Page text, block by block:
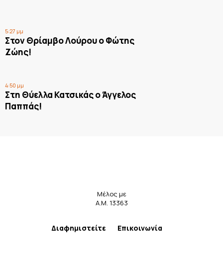
5:27 μμ
Στον Θρίαμβο Λούρου ο Φώτης
Ζώης!
4:50 μμ
Στη Θύελλα Κατσικάς ο Άγγελος
Παππάς!
Μέλος με
Α.Μ. 13363
Διαφημιστείτε Επικοινωνία